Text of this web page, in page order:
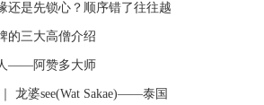
还是先锁心？顺序错了往往越
的三大高僧介绍
——阿赞多大师
龙婆see(Wat Sakae)——泰国